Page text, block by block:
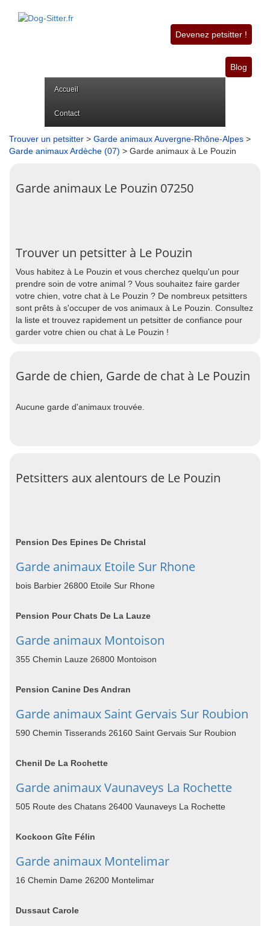
Devenez petsitter !
Blog
Accueil
Contact
Trouver un petsitter > Garde animaux Auvergne-Rhône-Alpes >
Garde animaux Ardèche (07) > Garde animaux à Le Pouzin
Garde animaux Le Pouzin 07250
Trouver un petsitter à Le Pouzin
Vous habitez à Le Pouzin et vous cherchez quelqu'un pour
prendre soin de votre animal ? Vous souhaitez faire garder
votre chien, votre chat à Le Pouzin ? De nombreux petsitters
sont prêts à s'occuper de vos animaux à Le Pouzin. Consultez
la liste et trouvez rapidement un petsitter de confiance pour
garder votre chien ou chat à Le Pouzin !
Garde de chien, Garde de chat à Le Pouzin
Aucune garde d'animaux trouvée.
Petsitters aux alentours de Le Pouzin
Pension Des Epines De Christal
Garde animaux Etoile Sur Rhone
bois Barbier 26800 Etoile Sur Rhone
Pension Pour Chats De La Lauze
Garde animaux Montoison
355 Chemin Lauze 26800 Montoison
Pension Canine Des Andran
Garde animaux Saint Gervais Sur Roubion
590 Chemin Tisserands 26160 Saint Gervais Sur Roubion
Chenil De La Rochette
Garde animaux Vaunaveys La Rochette
505 Route des Chatans 26400 Vaunaveys La Rochette
Kockoon Gîte Félin
Garde animaux Montelimar
16 Chemin Dame 26200 Montelimar
Dussaut Carole